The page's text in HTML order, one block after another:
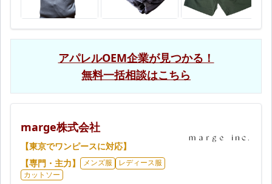
アパレルOEM企業が見つかる！
無料一括相談はこちら
marge株式会社
【東京でワンピースに対応】
【専門・主力】
メンズ服
レディース服
カットソー